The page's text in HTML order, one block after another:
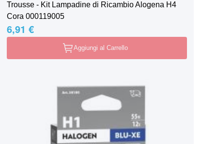
Trousse - Kit Lampadine di Ricambio Alogena H4
Cora 000119005
6,91 €
Aggiungi al Carrello